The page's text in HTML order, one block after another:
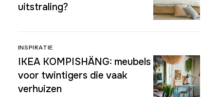
uitstraling?
INSPIRATIE
IKEA KOMPISHÄNG: meubels
voor twintigers die vaak
verhuizen